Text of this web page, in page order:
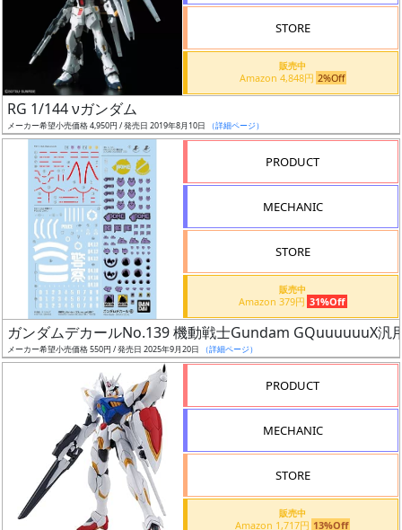
況
売
抽
選
近
STORE
販売中
Amazon 4,848円 2%Off
RG 1/144 νガンダム
メーカー希望小売価格 4,950円 / 発売日 2019年8月10日 （詳細ページ）
PRODUCT
MECHANIC
STORE
販売中
Amazon 379円 31%Off
ガンダムデカールNo.139 機動戦士Gundam GQuuuuuuX汎
メーカー希望小売価格 550円 / 発売日 2025年9月20日 （詳細ページ）
PRODUCT
MECHANIC
STORE
販売中
Amazon 1,717円 13%Off